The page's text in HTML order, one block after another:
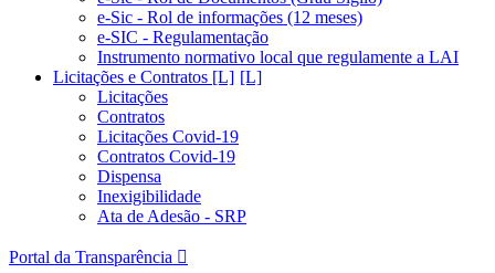
e-Sic - Rol de informações (12 meses)
e-SIC - Regulamentação
Instrumento normativo local que regulamente a LAI
Licitações e Contratos [L]
Licitações
Contratos
Licitações Covid-19
Contratos Covid-19
Dispensa
Inexigibilidade
Ata de Adesão - SRP
Portal da Transparência